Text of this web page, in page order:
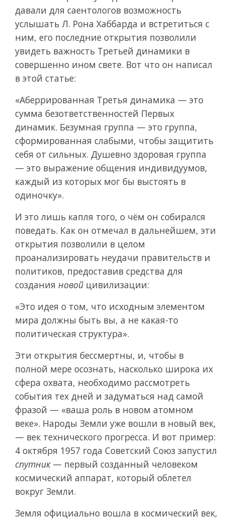
давали для саентологов возможность
услышать Л. Рона Хаббарда и встретиться с
ним, его последние открытия позволили
увидеть важность Третьей динамики в
совершенно ином свете. Вот что он написал
в этой статье:
«Аберрированная Третья динамика — это
сумма безответственностей Первых
динамик. Безумная группа — это группа,
сформированная слабыми, чтобы защитить
себя от сильных. Душевно здоровая группа
— это выражение общения индивидуумов,
каждый из которых мог бы выстоять в
одиночку».
И это лишь капля того, о чём он собирался
поведать. Как он отмечал в дальнейшем, эти
открытия позволили в целом
проанализировать неудачи правительств и
политиков, предоставив средства для
создания новой цивилизации:
«Это идея о том, что исходным элементом
мира должны быть вы, а не какая-то
политическая структура».
Эти открытия бессмертны, и, чтобы в
полной мере осознать, насколько широка их
сфера охвата, необходимо рассмотреть
события тех дней и задуматься над самой
фразой — «ваша роль в новом атомном
веке». Народы Земли уже вошли в новый век,
— век технического прогресса. И вот пример:
4 октября 1957 года Советский Союз запустил
спутник— первый созданный человеком
космический аппарат, который облетел
вокруг Земли.
Земля официально вошла в космический век,